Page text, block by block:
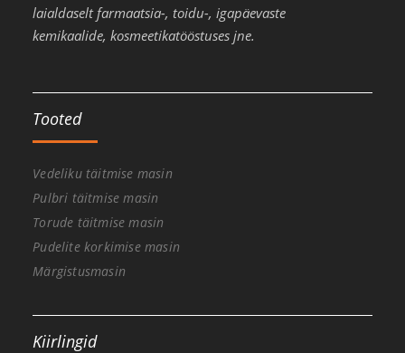
laialdaselt farmaatsia-, toidu-, igapäevaste
kemikaalide, kosmeetikatööstuses jne.
Tooted
Vedeliku täitmise masin
Pulbri täitmise masin
Torude täitmise masin
Pudelite korkimise masin
Märgistusmasin
Kiirlingid